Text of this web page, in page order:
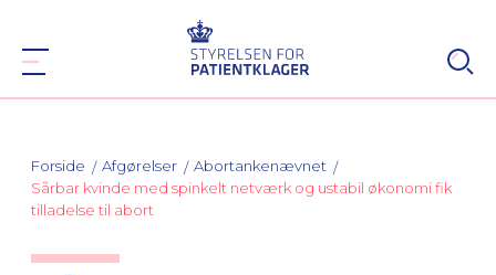
Forside Afgørelser
Abortankenævnet
Sårbar kvinde med spinkelt netværk og ustabil økonomi fik
tilladelse til abort